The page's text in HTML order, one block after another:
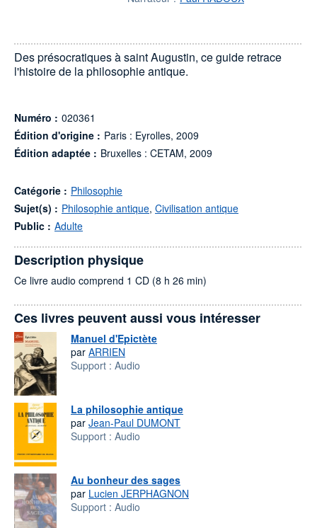
Des présocratiques à saint Augustin, ce guide retrace
l'histoire de la philosophie antique.
Numéro : 020361
Édition d'origine : Paris : Eyrolles, 2009
Édition adaptée : Bruxelles : CETAM, 2009
Catégorie : Philosophie
Sujet(s) : Philosophie antique, Civilisation antique
Public : Adulte
Description physique
Ce livre audio comprend 1 CD (8 h 26 min)
Ces livres peuvent aussi vous intéresser
Manuel d'Epictète
par ARRIEN
Support : Audio
La philosophie antique
par Jean-Paul DUMONT
Support : Audio
Au bonheur des sages
par Lucien JERPHAGNON
Support : Audio